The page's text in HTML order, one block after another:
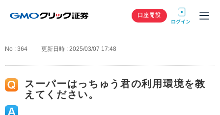
GMOクリック
口座開設
No : 364 更新日時 : 2025/03/07 17:48
スーパーはっちゅう君の利用環境を教
えてください。